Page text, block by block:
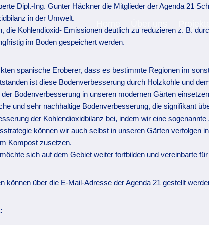
Dipl.-Ing. Gunter Häckner die Mitglieder der Agenda 21
in der Umwelt.
die Kohlendioxid- Emissionen deutlich zu reduzieren z. B.
im Boden gespeichert werden.
spanische Eroberer, dass es bestimmte Regionen im
ist diese Bodenverbesserung durch Holzkohle und
Bodenverbesserung in unseren modernen Gärten
und sehr nachhaltige Bodenverbesserung, die signifikant
der Kohlendioxidbilanz bei, indem wir eine
können wir auch selbst in unseren Gärten
Kompost zusetzen.
sich auf dem Gebiet weiter fortbilden und vereinbarte
können über die E-Mail-Adresse der Agenda 21 gestellt